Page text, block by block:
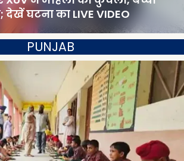
घटना का LIVE VIDEO
PUNJAB